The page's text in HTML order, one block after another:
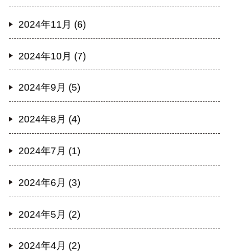
2024年11月 (6)
2024年10月 (7)
2024年9月 (5)
2024年8月 (4)
2024年7月 (1)
2024年6月 (3)
2024年5月 (2)
2024年4月 (2)